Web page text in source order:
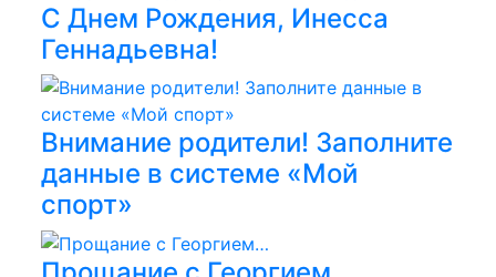
С Днем Рождения, Инесса
Геннадьевна!
Внимание родители! Заполните
данные в системе «Мой
спорт»